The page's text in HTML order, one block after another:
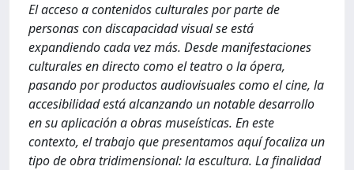
El acceso a contenidos culturales por parte de
personas con discapacidad visual se está
expandiendo cada vez más. Desde manifestaciones
culturales en directo como el teatro o la ópera,
pasando por productos audiovisuales como el cine, la
accesibilidad está alcanzando un notable desarrollo
en su aplicación a obras museísticas. En este
contexto, el trabajo que presentamos aquí focaliza un
tipo de obra tridimensional: la escultura. La finalidad